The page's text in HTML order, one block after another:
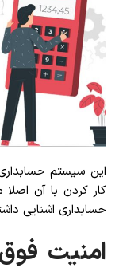
این سیستم
کار کردن با آن
حسابداری اشنایی
امنیت فوق